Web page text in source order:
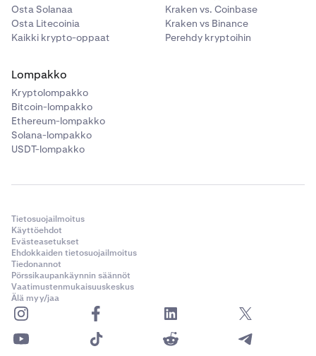
Osta Solanaa
Osta Litecoinia
Kaikki krypto-oppaat
Kraken vs. Coinbase
Kraken vs Binance
Perehdy kryptoihin
Lompakko
Kryptolompakko
Bitcoin-lompakko
Ethereum-lompakko
Solana-lompakko
USDT-lompakko
Tietosuojailmoitus
Käyttöehdot
Evästeasetukset
Ehdokkaiden tietosuojailmoitus
Tiedonannot
Pörssikaupankäynnin säännöt
Vaatimustenmukaisuuskeskus
Älä myy/jaa